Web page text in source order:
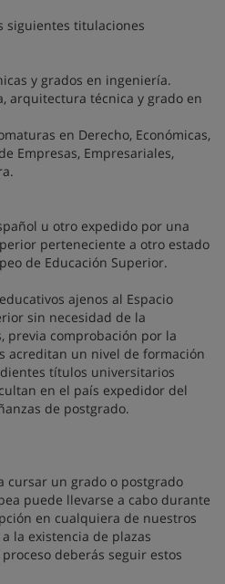
siguientes titulaciones
y grados en ingeniería.
arquitectura técnica y grado en
en Derecho, Económicas,
Empresas, Empresariales,
u otro expedido por una
perteneciente a otro estado
de Educación Superior.
ajenos al Espacio
sin necesidad de la
previa comprobación por la
acreditan un nivel de formación
títulos universitarios
en el país expedidor del
de postgrado.
cursar un grado o postgrado
puede llevarse a cabo durante
en cualquiera de nuestros
la existencia de plazas
deberás seguir estos